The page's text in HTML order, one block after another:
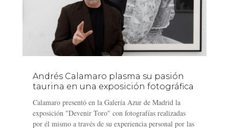
Andrés Calamaro plasma su pasión
taurina en una exposición fotográfica
Calamaro presentó en la Galería Azur de Madrid la
exposición "Devenir Toro" con fotografías realizadas
por él mismo a través de su experiencia personal por las